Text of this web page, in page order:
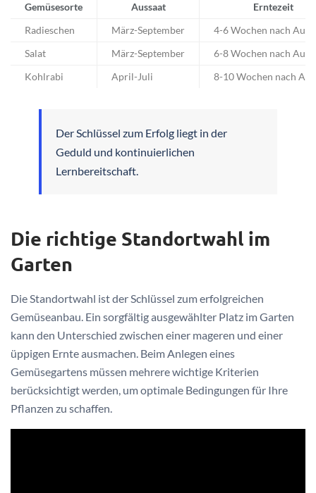
Gemüsesorte Aussaat Erntezeit
Radieschen März-September 4-6 Wochen nach
Salat März-September 6-8 Wochen nach
Kohlrabi April-Juli 8-10 Wochen nach
Der Schlüssel zum Erfolg liegt in der
Geduld und kontinuierlichen
Lernbereitschaft.
Die richtige Standortwahl im
Garten
Die Standortwahl ist der Schlüssel zum erfolgreichen
Gemüseanbau. Ein sorgfältig ausgewählter Platz im Garten
kann den Unterschied zwischen einer mageren und einer
üppigen Ernte ausmachen. Beim Anlegen eines
Gemüsegartens müssen mehrere wichtige Kriterien
berücksichtigt werden, um optimale Bedingungen für Ihre
Pflanzen zu schaffen.